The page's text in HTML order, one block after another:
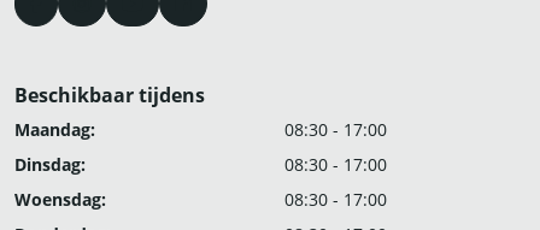
Beschikbaar tijdens
Maandag:
08:30 - 17:00
Dinsdag:
08:30 - 17:00
Woensdag:
08:30 - 17:00